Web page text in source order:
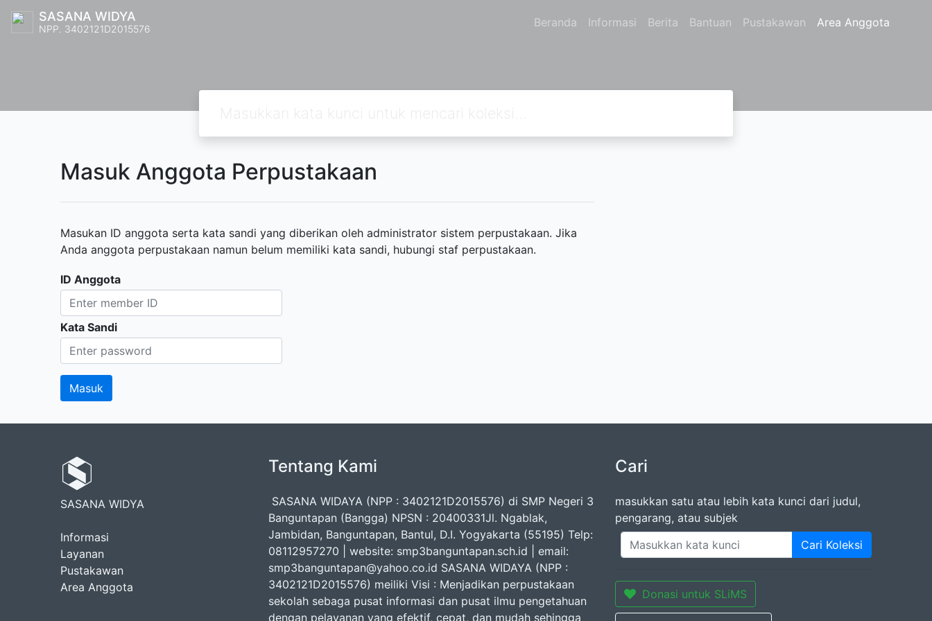
SASANA WIDYA
NPP. 3402121D2015576 Beranda Informasi Berita Bantuan Pustakawan Area Anggota
Masuk Anggota Perpustakaan
Masukan ID anggota serta kata sandi yang diberikan oleh administrator sistem perpustakaan. Jika
Anda anggota perpustakaan namun belum memiliki kata sandi, hubungi staf perpustakaan.
ID Anggota
Kata Sandi
SASANA WIDYA
Informasi
Layanan
Pustakawan
Area Anggota
Tentang Kami
SASANA WIDAYA (NPP : 3402121D2015576) di SMP Negeri 3
Banguntapan (Bangga) NPSN : 20400331Jl. Ngablak,
Jambidan, Banguntapan, Bantul, D.I. Yogyakarta (55195) Telp:
08112957270 | website: smp3banguntapan.sch.id | email:
smp3banguntapan@yahoo.co.id SASANA WIDAYA (NPP :
3402121D2015576) meiliki Visi : Menjadikan perpustakaan
sekolah sebaga pusat informasi dan pusat ilmu pengetahuan
dengan pelayanan yang efektif, cepat, dan mudah sehingga
Cari
masukkan satu atau lebih kata kunci dari judul,
pengarang, atau subjek
Cari Koleksi
Donasi untuk SLiMS